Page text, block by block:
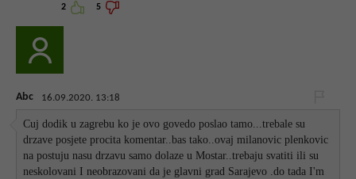
2 5
Abc 16.09.2020. 13:18
Cuj dodik u zagrebu ko je ovo govedo poslao tamo...trebale su
drzave posjete procita komentar..bas tako..ovaj milanovic plenkovic
na postuju nasu drzavu samo dolaze u Mostar..trebaju svatiti ili su
neskolovani I neobrazovani da je glavni grad Sarajevo .do tada I'm